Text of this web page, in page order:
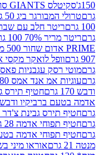
ביג 50 גרם
ריטר
חלב עם שברי אגוזים 100 גרם
100 גרם
משקה PRIME צהוב אדום 500 מ"ל
הנגרי
לואקר מקסי אגוז 50 גרם
עגבניות פאסטה 700 גרם
אנד אמס 180ג'
עוגיות
חטיף תירס גבינת צ'דר
ודבש 28 גרם
גבינת צ'דר חלפינו 170 גרם
אדמה 28 גרם
אדמה בטעם שמנת בצל 28
אוראו מיני בשקית שוקו 61.3 גרם